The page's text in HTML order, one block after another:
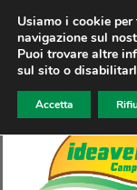
Usiamo i cookie
navigazione sul
Puoi trovare altre
sul sito o
Accetta